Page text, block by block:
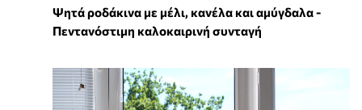
Ψητά ροδάκινα με μέλι, κανέλα και αμύγδαλα -
Πεντανόστιμη καλοκαιρινή συνταγή